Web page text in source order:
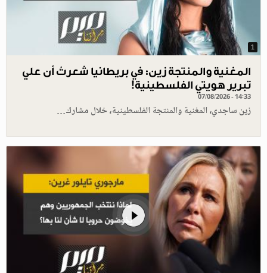
1
المغنية والمنتجة زين: في بريطانيا شعرتُ أن علي
تبرير هويتي الفلسطينية!
07/08/2026 - 14:33
زين ساجدي، المغنية والمنتجة الفلسطينية، خلال مشارك…